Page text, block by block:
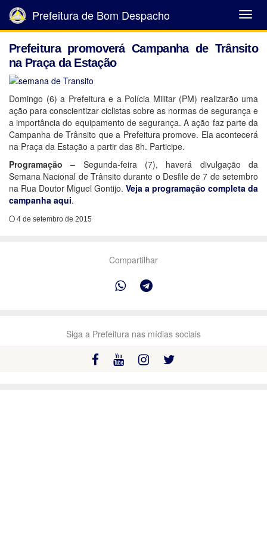
Abrir
Menu
Prefeitura de Bom Despacho
Prefeitura promoverá Campanha de Trânsito
na Praça da Estação
Domingo (6) a Prefeitura e a Polícia Militar (PM) realizarão uma
ação para conscientizar ciclistas sobre as normas de segurança e
a importância do equipamento de segurança. A ação faz parte da
Campanha de Trânsito que a Prefeitura promove. Ela acontecerá
na Praça da Estação a partir das 8h. Participe.
Programação – Segunda-feira (7), haverá divulgação da
Semana Nacional de Trânsito durante o Desfile de 7 de setembro
na Rua Doutor Miguel Gontijo. Veja a programação completa da
campanha aqui.
4 de setembro de 2015
Compartilhar
Siga a Prefeitura nas mídias sociais